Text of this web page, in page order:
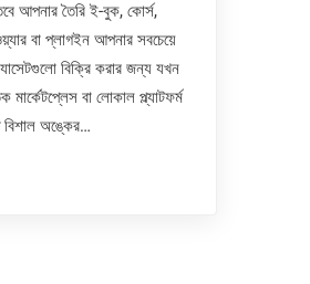
আপনার তৈরি ই-বুক, কোর্স,
বা প্লাগইন আপনার সবচেয়ে
বিক্রি করার জন্য যখন
মার্কেটপ্লেস বা লোকাল প্ল্যাটফর্ম
বিশাল অঙ্কের…